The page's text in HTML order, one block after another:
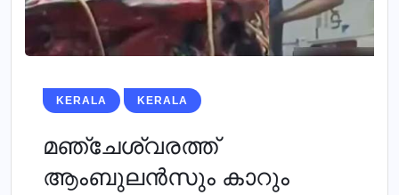
KERALA KERALA
മഞ്ചേശ്വരത്ത്
ആംബുലന്‍സും കാറും